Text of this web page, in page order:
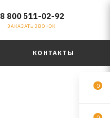
8 800 511-02-92
ЗАКАЗАТЬ ЗВОНОК
КОНТАКТЫ
0